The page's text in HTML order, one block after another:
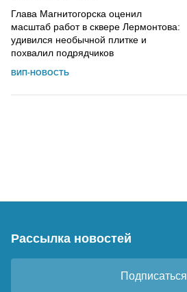
Глава Магнитогорска оценил
масштаб работ в сквере Лермонтова:
удивился необычной плитке и
похвалил подрядчиков
ВИП-НОВОСТЬ
Рассылка новостей
Подписаться